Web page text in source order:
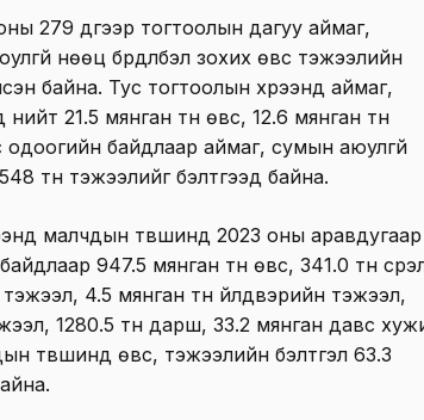
279 дүгээр тогтоолын дагуу аймаг,
нөөц бүрдүүлбэл зохих өвс тэжээлийн
байна. Тус тогтоолын хүрээнд аймаг,
21.5 мянган тн өвс, 12.6 мянган тн
одоогийн байдлаар аймаг, сумын аюулгүй
тн тэжээлийг бэлтгээд байна.
малчдын түвшинд 2023 оны аравдугаар
947.5 мянган тн өвс, 341.0 тн
4.5 мянган тн үйлдвэрийн тэжээл,
1280.5 тн дарш, 33.2 мянган давс
түвшинд өвс, тэжээлийн бэлтгэл 63.3